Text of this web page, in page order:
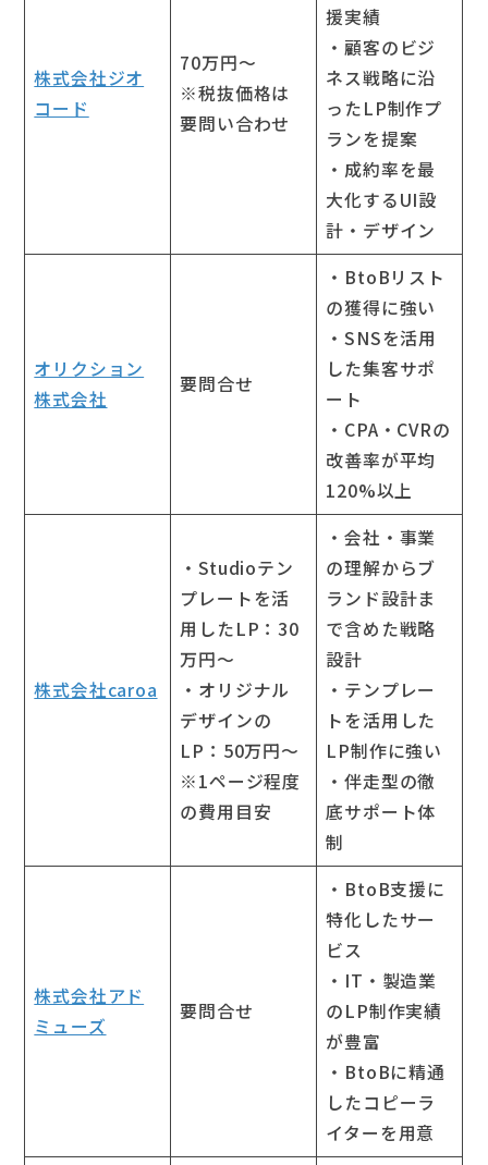
株式会社ジオ
コード
70万円～
※税抜価格は
要問い合わせ
援実績
・顧客のビジ
ネス戦略に沿
ったLP制作プ
ランを提案
・成約率を最
大化するUI設
計・デザイン
オリクション
株式会社
要問合せ
・BtoBリスト
の獲得に強い
・SNSを活用
した集客サポ
ート
・CPA・CVRの
改善率が平均
120%以上
株式会社caroa
・Studioテン
プレートを活
用したLP：30
万円～
・オリジナル
デザインの
LP：50万円〜
※1ページ程度
の費用目安
・会社・事業
の理解からブ
ランド設計ま
で含めた戦略
設計
・テンプレー
トを活用した
LP制作に強い
・伴走型の徹
底サポート体
制
株式会社アド
ミューズ
要問合せ
・BtoB支援に
特化したサー
ビス
・IT・製造業
のLP制作実績
が豊富
・BtoBに精通
したコピーラ
イターを用意